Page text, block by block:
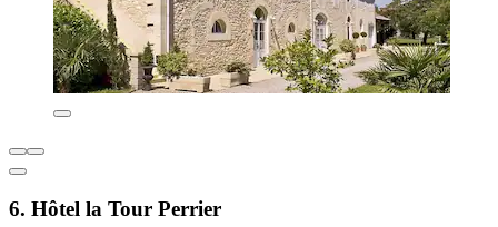
6. Hôtel la Tour Perrier